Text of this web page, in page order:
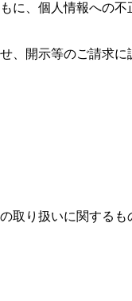
に、個人情報への
、開示等のご請求に
取り扱いに関する